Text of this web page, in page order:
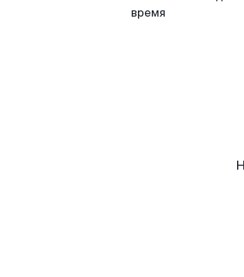
время